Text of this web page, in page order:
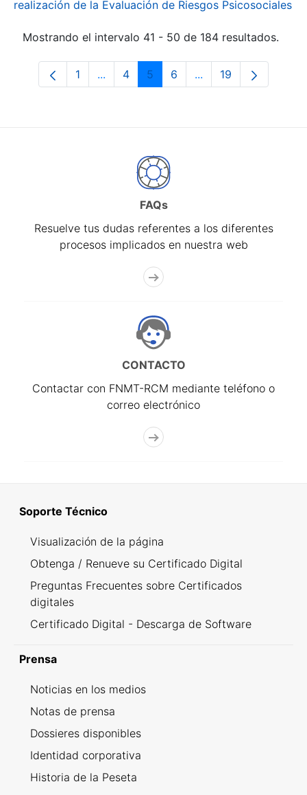
realización de la Evaluación de Riesgos Psicosociales
Mostrando el intervalo 41 - 50 de 184 resultados.
Página
1 ...Páginas intermedias Use TAB para
Página
4 Página
5 Página
6 ...Páginas intermedias
Página
19
FAQs
Resuelve tus dudas referentes a los diferentes
procesos implicados en nuestra web
CONTACTO
Contactar con FNMT-RCM mediante teléfono o
correo electrónico
Soporte Técnico
Visualización de la página
Obtenga / Renueve su Certificado Digital
Preguntas Frecuentes sobre Certificados
digitales
Certificado Digital - Descarga de Software
Prensa
Noticias en los medios
Notas de prensa
Dossieres disponibles
Identidad corporativa
Historia de la Peseta